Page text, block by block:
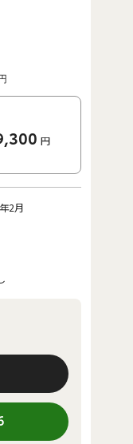
円
2月